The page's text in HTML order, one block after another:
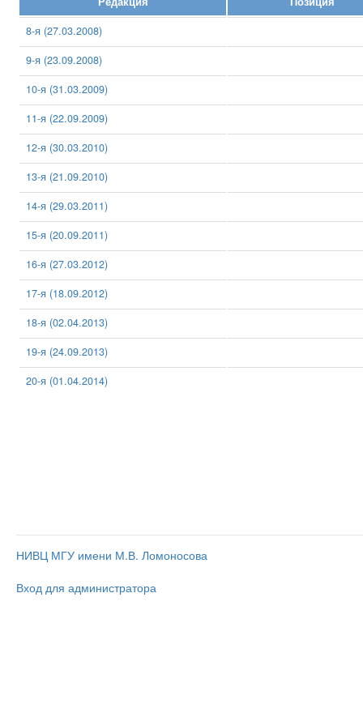
8-я (27.03.2008)
9-я (23.09.2008)
10-я (31.03.2009)
11-я (22.09.2009)
12-я (30.03.2010)
13-я (21.09.2010)
14-я (29.03.2011)
15-я (20.09.2011)
16-я (27.03.2012)
17-я (18.09.2012)
18-я (02.04.2013)
19-я (24.09.2013)
20-я (01.04.2014)
НИВЦ МГУ имени М.В. Ломоносова
Вход для администратора